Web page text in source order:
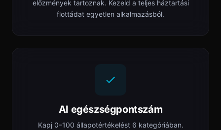
előzmények tartoznak. Kezeld a teljes háztartási
flottádat egyetlen alkalmazásból.
AI egészségpontszám
Kapj 0–100 állapotértékelést 6 kategóriában.